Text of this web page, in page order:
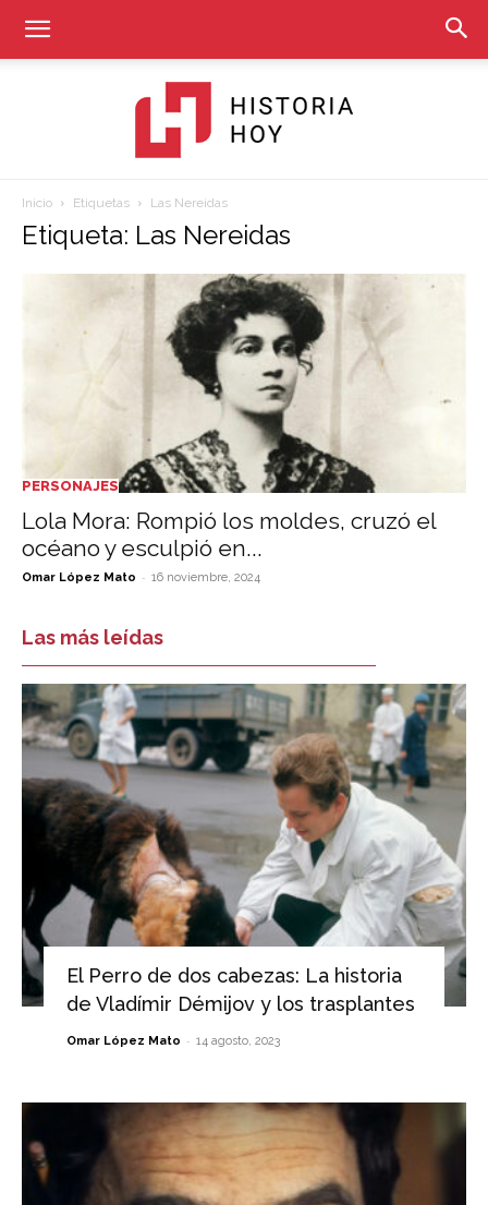
Inicio Etiquetas Las Nereidas
Etiqueta: Las Nereidas
PERSONAJES
Lola Mora: Rompió los moldes, cruzó el
océano y esculpió en...
Omar López Mato - 16 noviembre, 2024
Las más leídas
El Perro de dos cabezas: La historia
de Vladímir Démijov y los trasplantes
Omar López Mato - 14 agosto, 2023